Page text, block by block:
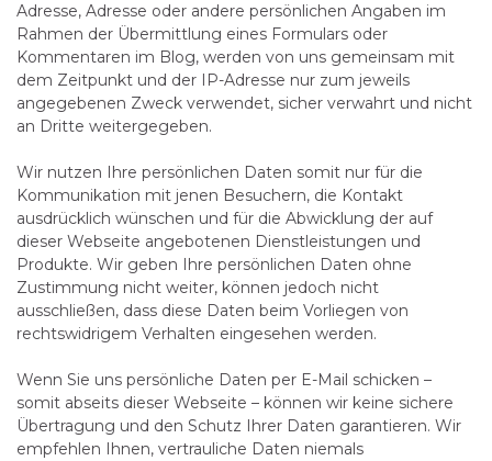
Adresse, Adresse oder andere persönlichen Angaben im
Rahmen der Übermittlung eines Formulars oder
Kommentaren im Blog, werden von uns gemeinsam mit
dem Zeitpunkt und der IP-Adresse nur zum jeweils
angegebenen Zweck verwendet, sicher verwahrt und nicht
an Dritte weitergegeben.
Wir nutzen Ihre persönlichen Daten somit nur für die
Kommunikation mit jenen Besuchern, die Kontakt
ausdrücklich wünschen und für die Abwicklung der auf
dieser Webseite angebotenen Dienstleistungen und
Produkte. Wir geben Ihre persönlichen Daten ohne
Zustimmung nicht weiter, können jedoch nicht
ausschließen, dass diese Daten beim Vorliegen von
rechtswidrigem Verhalten eingesehen werden.
Wenn Sie uns persönliche Daten per E-Mail schicken –
somit abseits dieser Webseite – können wir keine sichere
Übertragung und den Schutz Ihrer Daten garantieren. Wir
empfehlen Ihnen, vertrauliche Daten niemals